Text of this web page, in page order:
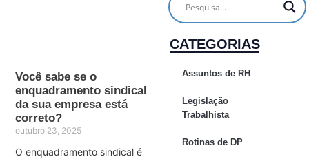
Você sabe se o
enquadramento sindical
da sua empresa está
correto?
outubro 23, 2025
O enquadramento sindical é
CATEGORIAS
Assuntos de RH
Legislação
Trabalhista
Rotinas de DP